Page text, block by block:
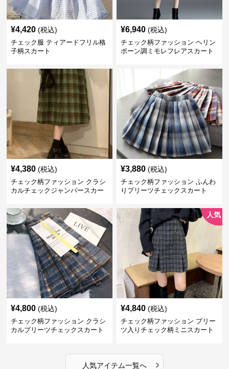
¥4,420 (税込)
チェック服 ティアードフリル格
子柄スカート
¥6,940 (税込)
チェック柄ファッション ヘリン
ボーン調ミモレフレアスカート
¥4,380 (税込)
チェック柄ファッション クラシ
カルチェックジャンパースカー
¥3,880 (税込)
チェック柄ファッション ふんわ
りプリーツチェックスカート
¥4,800 (税込)
チェック柄ファッション クラシ
カルプリーツチェックスカート
人気
¥4,840 (税込)
チェック柄ファッション プリー
ツ入りチェック柄ミニスカート
人気アイテム一覧へ ›